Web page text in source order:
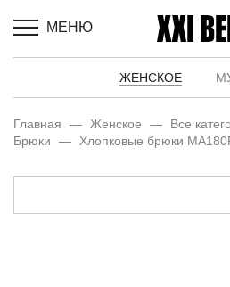
МЕНЮ
ЖЕНСКОЕ
Главная — Женское — Все
Брюки
— Хлопковые брюки